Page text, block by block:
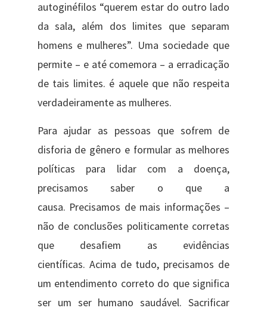
autoginéfilos “querem estar do outro lado
da sala, além dos limites que separam
homens e mulheres”. Uma sociedade que
permite – e até comemora – a erradicação
de tais limites. é aquele que não respeita
verdadeiramente as mulheres.
Para ajudar as pessoas que sofrem de
disforia de gênero e formular as melhores
políticas para lidar com a doença,
precisamos saber o que a
causa. Precisamos de mais informações –
não de conclusões politicamente corretas
que desafiem as evidências
científicas. Acima de tudo, precisamos de
um entendimento correto do que significa
ser um ser humano saudável. Sacrificar